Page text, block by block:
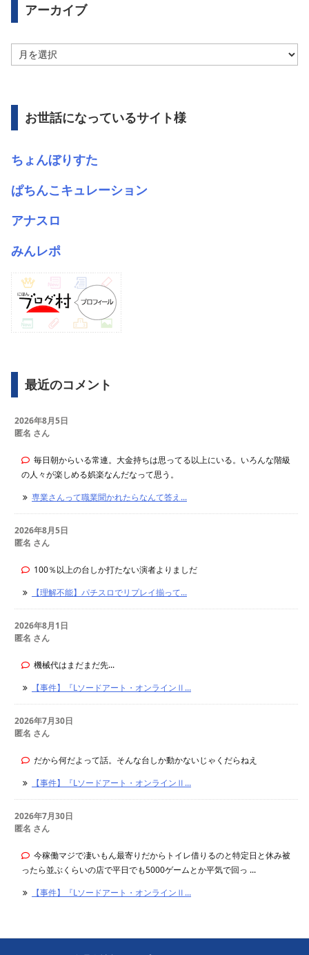
アーカイブ
ー
ブ
お世話になっているサイト様
ちょんぼりすた
ぱちんこキュレーション
アナスロ
みんレポ
最近のコメント
2026年8月5日
匿名 さん
毎日朝からいる常連。大金持ちは思ってる以上にいる。いろんな階級
の人々が楽しめる娯楽なんだなって思う。
専業さんって職業聞かれたらなんて答え...
2026年8月5日
匿名 さん
100％以上の台しか打たない演者よりましだ
【理解不能】パチスロでリプレイ揃って...
2026年8月1日
匿名 さん
機械代はまだまだ先...
【事件】『Lソードアート・オンラインⅡ...
2026年7月30日
匿名 さん
だから何だよって話。そんな台しか動かないじゃくだらねえ
【事件】『Lソードアート・オンラインⅡ...
2026年7月30日
匿名 さん
今稼働マジで凄いもん最寄りだからトイレ借りるのと特定日と休み被
ったら並ぶくらいの店で平日でも5000ゲームとか平気で回っ ...
【事件】『Lソードアート・オンラインⅡ...